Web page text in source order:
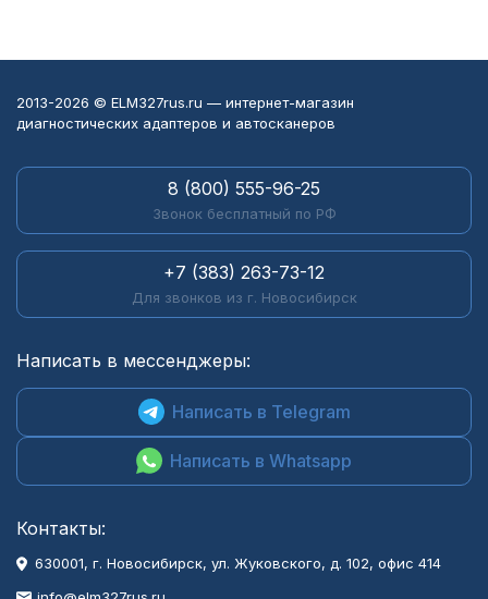
2013-2026 © ELM327rus.ru — интернет-магазин
диагностических адаптеров и автосканеров
8 (800) 555-96-25
Звонок бесплатный по РФ
+7 (383) 263-73-12
Для звонков из г. Новосибирск
Написать в мессенджеры:
Написать в Telegram
Написать в Whatsapp
Контакты:
630001, г. Новосибирск, ул. Жуковского, д. 102, офис 414